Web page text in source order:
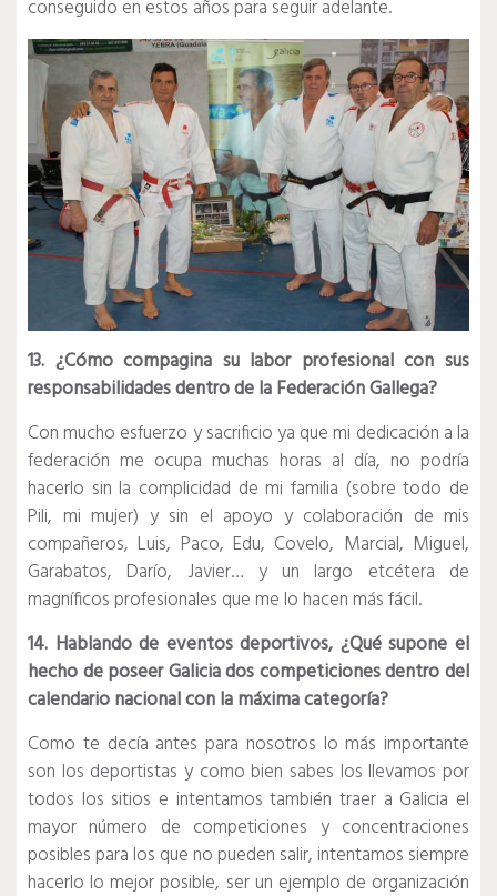
conseguido en estos años para seguir adelante.
13. ¿Cómo compagina su labor profesional con sus
responsabilidades dentro de la Federación Gallega?
Con mucho esfuerzo y sacrificio ya que mi dedicación a la
federación me ocupa muchas horas al día, no podría
hacerlo sin la complicidad de mi familia (sobre todo de
Pili, mi mujer) y sin el apoyo y colaboración de mis
compañeros, Luis, Paco, Edu, Covelo, Marcial, Miguel,
Garabatos, Darío, Javier… y un largo etcétera de
magníficos profesionales que me lo hacen más fácil.
14. Hablando de eventos deportivos, ¿Qué supone el
hecho de poseer Galicia dos competiciones dentro del
calendario nacional con la máxima categoría?
Como te decía antes para nosotros lo más importante
son los deportistas y como bien sabes los llevamos por
todos los sitios e intentamos también traer a Galicia el
mayor número de competiciones y concentraciones
posibles para los que no pueden salir, intentamos siempre
hacerlo lo mejor posible, ser un ejemplo de organización